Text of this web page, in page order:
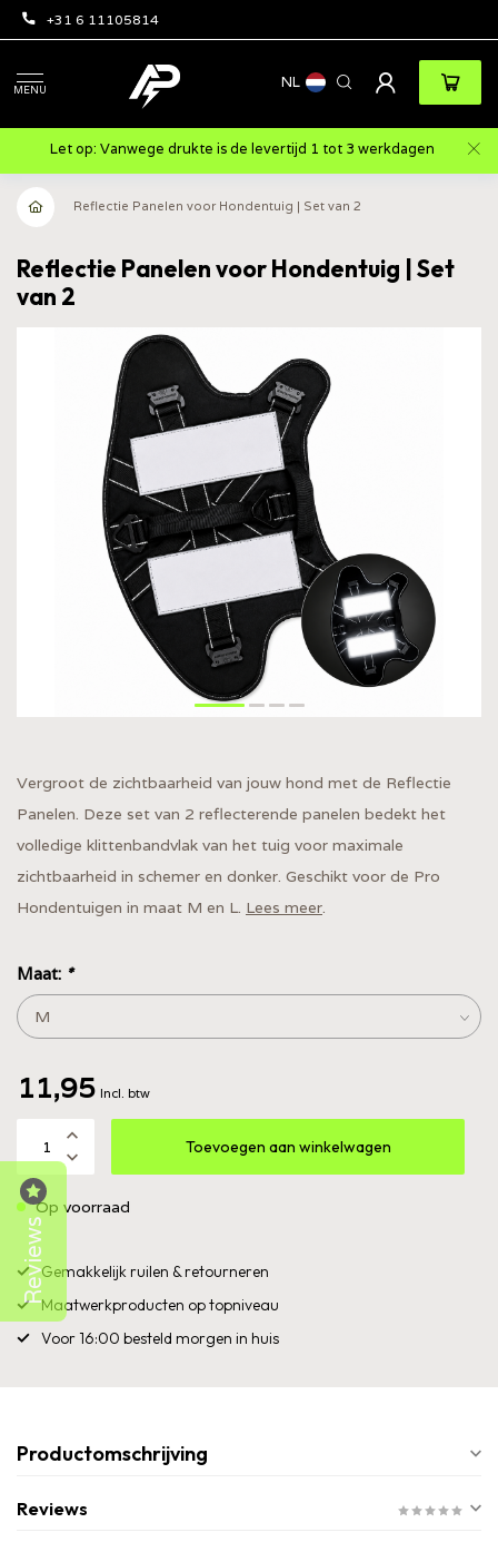
+31 6 11105814
MENU NL
Let op: Vanwege drukte is de levertijd 1 tot 3 werkdagen
Reflectie Panelen voor Hondentuig | Set van 2
Reflectie Panelen voor Hondentuig | Set
van 2
Vergroot de zichtbaarheid van jouw hond met de Reflectie
Panelen. Deze set van 2 reflecterende panelen bedekt het
volledige klittenbandvlak van het tuig voor maximale
zichtbaarheid in schemer en donker. Geschikt voor de Pro
Hondentuigen in maat M en L. Lees meer.
Maat: *
11,95 Incl. btw
Toevoegen aan winkelwagen
Op voorraad
Gemakkelijk ruilen & retourneren
Maatwerkproducten op topniveau
Voor 16:00 besteld morgen in huis
Productomschrijving
Reviews
Reviews